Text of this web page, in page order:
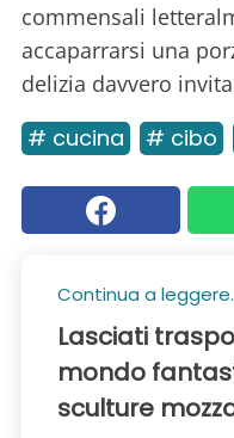
commensali
accaparrarsi una
delizia davvero
# cucina # cibo
Continua a
Lasciati
mondo
sculture